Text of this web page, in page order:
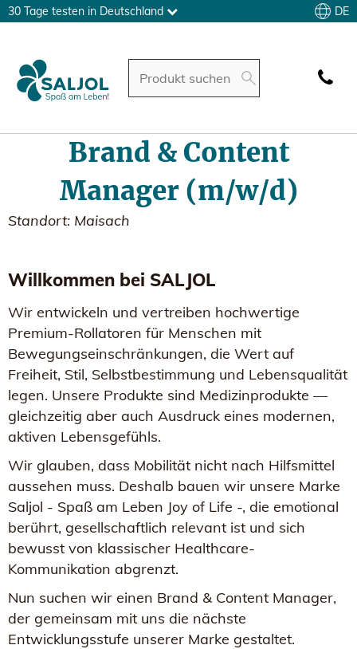
30 Tage testen in Deutschland DE
Brand & Content
Manager (m/w/d)
Standort: Maisach
Willkommen bei SALJOL
Wir entwickeln und vertreiben hochwertige
Premium-Rollatoren für Menschen mit
Bewegungseinschränkungen, die Wert auf
Freiheit, Stil, Selbstbestimmung und Lebensqualität
legen. Unsere Produkte sind Medizinprodukte —
gleichzeitig aber auch Ausdruck eines modernen,
aktiven Lebensgefühls.
Wir glauben, dass Mobilität nicht nach Hilfsmittel
aussehen muss. Deshalb bauen wir unsere Marke
Saljol - Spaß am Leben Joy of Life -, die emotional
berührt, gesellschaftlich relevant ist und sich
bewusst von klassischer Healthcare-
Kommunikation abgrenzt.
Nun suchen wir einen Brand & Content Manager,
der gemeinsam mit uns die nächste
Entwicklungsstufe unserer Marke gestaltet.